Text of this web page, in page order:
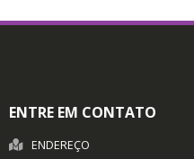
ENTRE EM CONTATO
ENDEREÇO